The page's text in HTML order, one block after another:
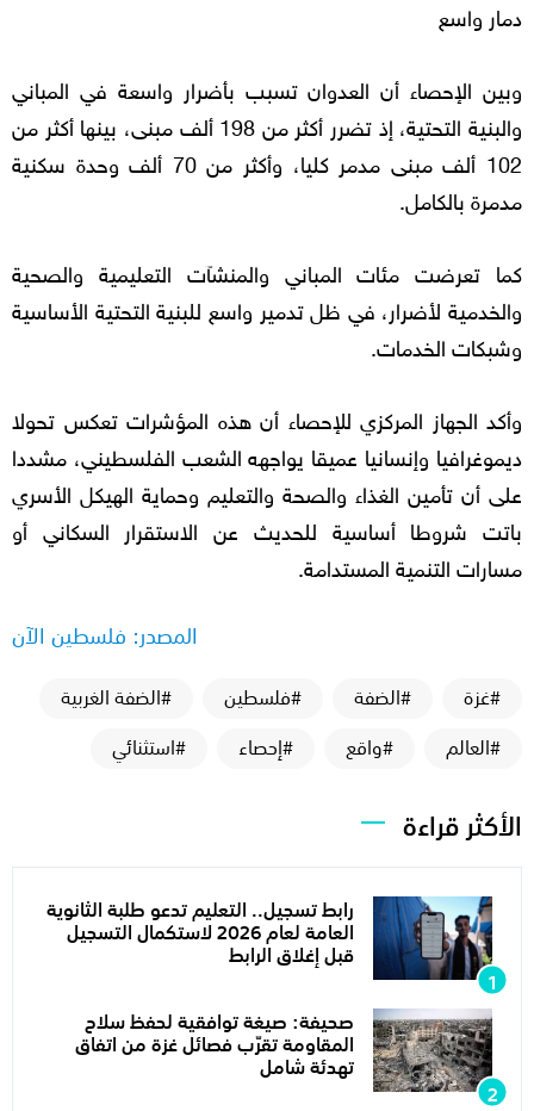
دمار واسع
وبين الإحصاء أن العدوان تسبب بأضرار واسعة في المباني
والبنية التحتية، إذ تضرر أكثر من 198 ألف مبنى، بينها أكثر من
102 ألف مبنى مدمر كليا، وأكثر من 70 ألف وحدة سكنية
مدمرة بالكامل.
كما تعرضت مئات المباني والمنشآت التعليمية والصحية
والخدمية لأضرار، في ظل تدمير واسع للبنية التحتية الأساسية
وشبكات الخدمات.
وأكد الجهاز المركزي للإحصاء أن هذه المؤشرات تعكس تحولا
ديموغرافيا وإنسانيا عميقا يواجهه الشعب الفلسطيني، مشددا
على أن تأمين الغذاء والصحة والتعليم وحماية الهيكل الأسري
باتت شروطا أساسية للحديث عن الاستقرار السكاني أو
مسارات التنمية المستدامة.
المصدر: فلسطين الآن
#غزة #الضفة #فلسطين
#الضفة الغربية
#العالم
#واقع #إحصاء #استثنائي
الأكثر قراءة
رابط تسجيل.. التعليم تدعو طلبة الثانوية
العامة لعام 2026 لاستكمال التسجيل
قبل إغلاق الرابط
صحيفة: صيغة توافقية لحفظ سلاح
المقاومة تقرّب فصائل غزة من اتفاق
تهدئة شامل